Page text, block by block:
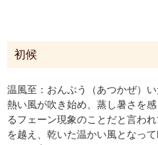
初候
温風至：おんぷう（あつかぜ）い
熱い風が吹き始め、蒸し暑さを
るフェーン現象のことだと言わ
を越え、乾いた温かい風となっ